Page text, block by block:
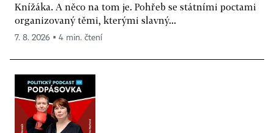
Knížáka. A něco na tom je. Pohřeb se státními poctami
organizovaný těmi, kterými slavný...
7. 8. 2026 ▪ 4 min. čtení